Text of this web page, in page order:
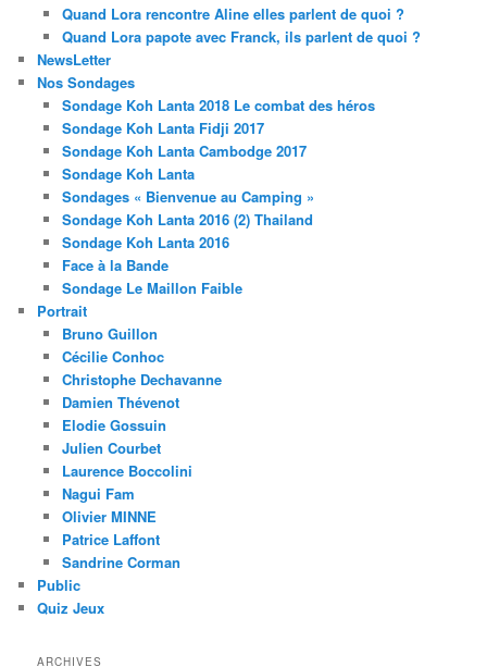
Quand Lora rencontre Aline elles parlent de quoi ?
Quand Lora papote avec Franck, ils parlent de quoi ?
NewsLetter
Nos Sondages
Sondage Koh Lanta 2018 Le combat des héros
Sondage Koh Lanta Fidji 2017
Sondage Koh Lanta Cambodge 2017
Sondage Koh Lanta
Sondages « Bienvenue au Camping »
Sondage Koh Lanta 2016 (2) Thailand
Sondage Koh Lanta 2016
Face à la Bande
Sondage Le Maillon Faible
Portrait
Bruno Guillon
Cécilie Conhoc
Christophe Dechavanne
Damien Thévenot
Elodie Gossuin
Julien Courbet
Laurence Boccolini
Nagui Fam
Olivier MINNE
Patrice Laffont
Sandrine Corman
Public
Quiz Jeux
ARCHIVES